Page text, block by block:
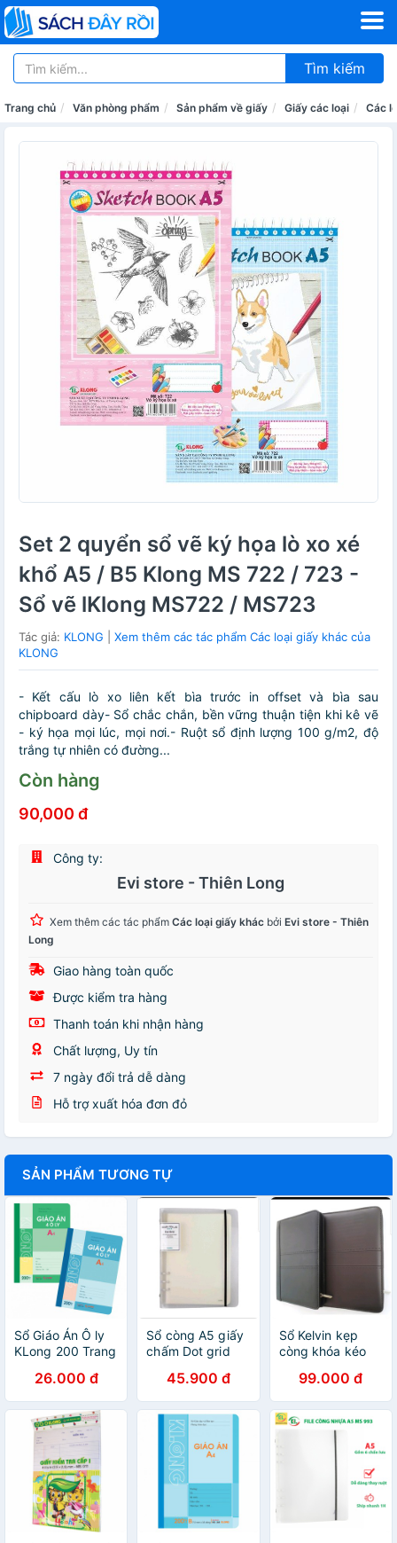
Tìm kiếm
Trang chủ Văn phòng phẩm Sản phẩm về giấy Giấy các loại Các
Set 2 quyển sổ vẽ ký họa lò xo xé
khổ A5 / B5 Klong MS 722 / 723 -
Sổ vẽ lKlong MS722 / MS723
Tác giả: KLONG
Xem thêm các tác phẩm Các loại giấy khác của
KLONG
- Kết cấu lò xo liên kết bìa trước in offset và bìa sau
chipboard dày- Sổ chắc chắn, bền vững thuận tiện khi kê vẽ
- ký họa mọi lúc, mọi nơi.- Ruột sổ định lượng 100 g/m2, độ
trắng tự nhiên có đường...
Còn hàng
90,000 đ
Công ty:
Evi store - Thiên Long
Xem thêm các tác phẩm Các loại giấy khác bởi Evi store - Thiên
Long
Giao hàng toàn quốc
Được kiểm tra hàng
Thanh toán khi nhận hàng
Chất lượng, Uy tín
7 ngày đổi trả dễ dàng
Hỗ trợ xuất hóa đơn đỏ
SẢN PHẨM TƯƠNG TỰ
Sổ Giáo Án Ô ly
KLong 200 Trang
26.000 đ
Sổ còng A5 giấy
chấm Dot grid
nhựa, gồm File
còng + ruột sổ
MS 995
45.900 đ
Sổ Kelvin kẹp
còng khóa kéo
MS 354
99.000 đ